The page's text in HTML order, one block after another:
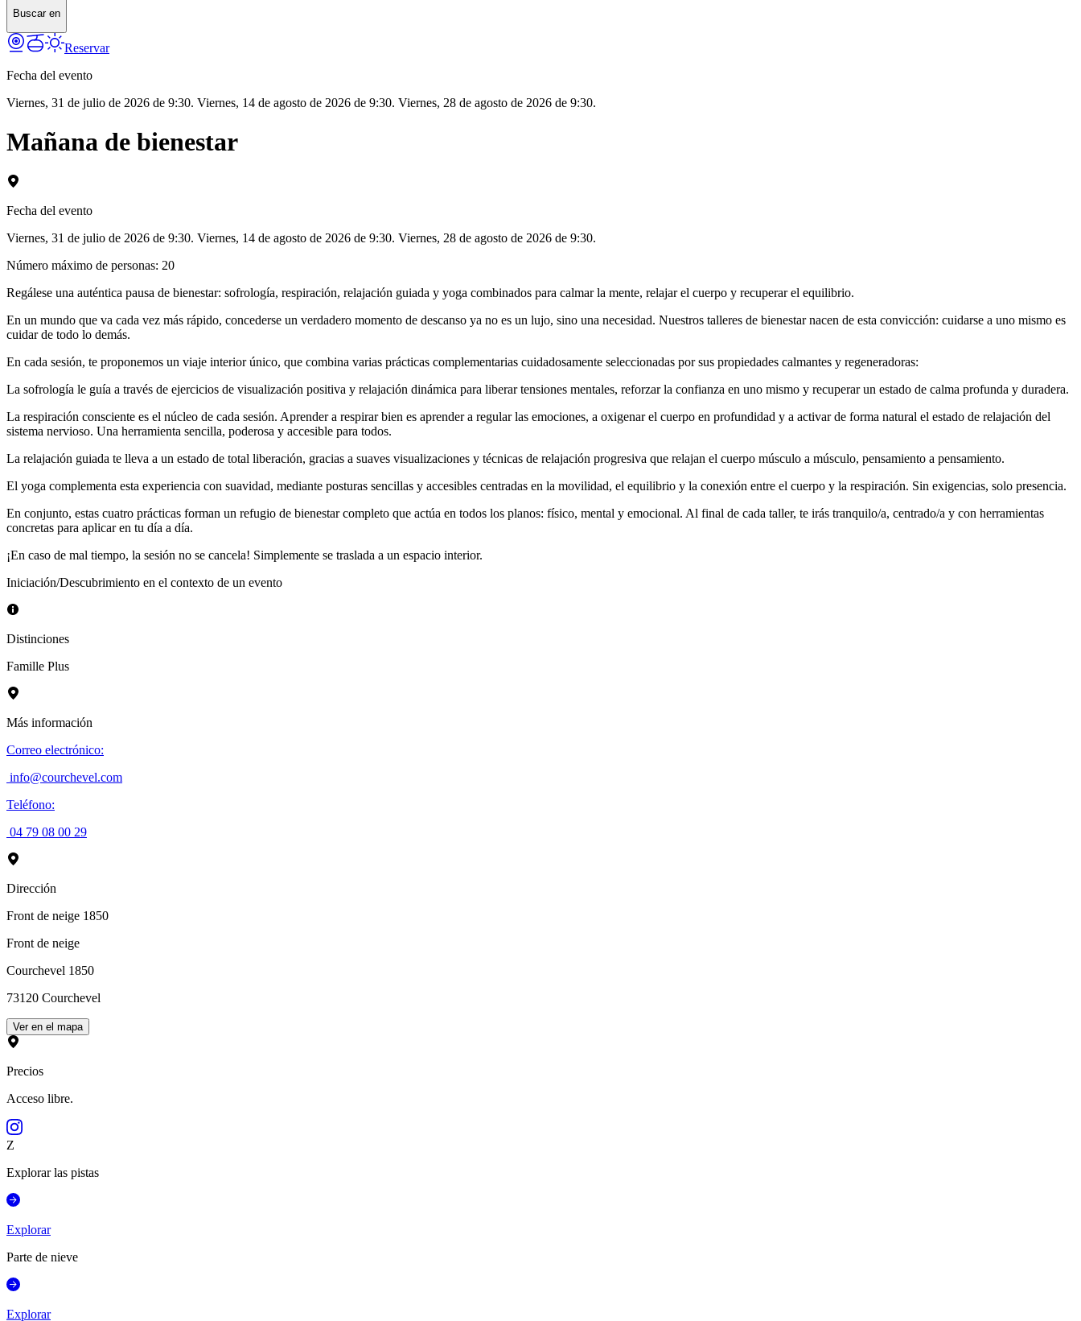
Buscar en
Reservar
Fecha del evento
Viernes, 31 de julio de 2026 de 9:30. Viernes, 14 de agosto de 2026 de 9:30. Viernes, 28 de agosto de 2026 de 9:30.
Mañana de bienestar
Fecha del evento
Viernes, 31 de julio de 2026 de 9:30. Viernes, 14 de agosto de 2026 de 9:30. Viernes, 28 de agosto de 2026 de 9:30.
Número máximo de personas: 20
Regálese una auténtica pausa de bienestar: sofrología, respiración, relajación guiada y yoga combinados para calmar la mente, relajar el cuerpo y recuperar el equilibrio.
En un mundo que va cada vez más rápido, concederse un verdadero momento de descanso ya no es un lujo, sino una necesidad. Nuestros talleres de bienestar nacen de esta convicción: cuidarse a uno mismo es
cuidar de todo lo demás.
En cada sesión, te proponemos un viaje interior único, que combina varias prácticas complementarias cuidadosamente seleccionadas por sus propiedades calmantes y regeneradoras:
La sofrología le guía a través de ejercicios de visualización positiva y relajación dinámica para liberar tensiones mentales, reforzar la confianza en uno mismo y recuperar un estado de calma profunda y duradera.
La respiración consciente es el núcleo de cada sesión. Aprender a respirar bien es aprender a regular las emociones, a oxigenar el cuerpo en profundidad y a activar de forma natural el estado de relajación del
sistema nervioso. Una herramienta sencilla, poderosa y accesible para todos.
La relajación guiada te lleva a un estado de total liberación, gracias a suaves visualizaciones y técnicas de relajación progresiva que relajan el cuerpo músculo a músculo, pensamiento a pensamiento.
El yoga complementa esta experiencia con suavidad, mediante posturas sencillas y accesibles centradas en la movilidad, el equilibrio y la conexión entre el cuerpo y la respiración. Sin exigencias, solo presencia.
En conjunto, estas cuatro prácticas forman un refugio de bienestar completo que actúa en todos los planos: físico, mental y emocional. Al final de cada taller, te irás tranquilo/a, centrado/a y con herramientas
concretas para aplicar en tu día a día.
¡En caso de mal tiempo, la sesión no se cancela! Simplemente se traslada a un espacio interior.
Iniciación/Descubrimiento en el contexto de un evento
Distinciones
Famille Plus
Más información
Correo electrónico:
info@courchevel.com
Teléfono:
04 79 08 00 29
Dirección
Front de neige 1850
Front de neige
Courchevel 1850
73120 Courchevel
Ver en el mapa
Precios
Acceso libre.
Z
Explorar las pistas
Explorar
Parte de nieve
Explorar